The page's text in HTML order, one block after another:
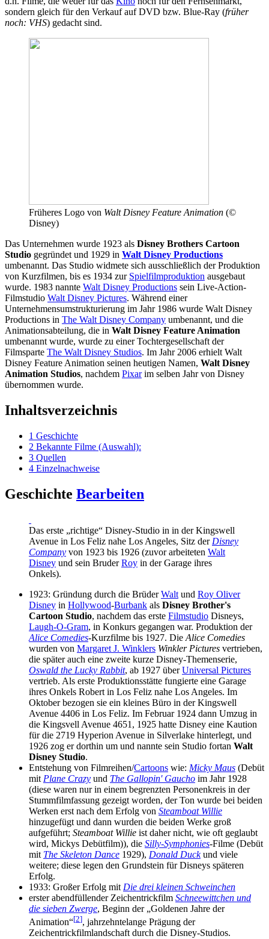
sondern gleich für den Verkauf auf DVD bzw. Blue-Ray (früher
noch: VHS) gedacht sind.
Früheres Logo von Walt Disney Feature Animation (©
Disney)
Das Unternehmen wurde 1923 als Disney Brothers Cartoon
Studio gegründet und 1929 in Walt Disney Productions
umbenannt. Das Studio widmete sich ausschließlich der Produktion
von Kurzfilmen, bis es 1934 zur Spielfilmproduktion ausgebaut
wurde. 1983 nannte Walt Disney Productions sein Live-Action-
Filmstudio Walt Disney Pictures. Während einer
Unternehmensumstrukturierung im Jahr 1986 wurde Walt Disney
Productions in The Walt Disney Company umbenannt, und die
Animationsabteilung, die in Walt Disney Feature Animation
umbenannt wurde, wurde zu einer Tochtergesellschaft der
Filmsparte The Walt Disney Studios. Im Jahr 2006 erhielt Walt
Disney Feature Animation seinen heutigen Namen, Walt Disney
Animation Studios, nachdem Pixarim selben Jahr von Disney
übernommen wurde.
Inhaltsverzeichnis
1 Geschichte
2 Bekannte Filme (Auswahl):
3 Quellen
4 Einzelnachweise
Geschichte Bearbeiten
Das erste „richtige“ Disney-Studio in in der Kingswell
Avenue in Los Feliz nahe Los Angeles, Sitz der Disney
Company von 1923 bis 1926 (zuvor arbeiteten Walt
Disney und sein BruderRoy in der Garage ihres
Onkels).
1923: Gründung durch die BrüderWalt und Roy Oliver
Disney in Hollywood-Burbank als Disney Brother's
Cartoon Studio, nachdem das erste Filmstudio Disneys,
Laugh-O-Gram, in Konkurs gegangen war. Produktion der
Alice Comedies-Kurzfilme bis 1927. Die Alice Comedies
wurden von Margaret J. Winklers Winkler Pictures vertrieben,
die später auch eine zweite kurze Disney-Themenserie,
Oswald the Lucky Rabbit, ab 1927 überUniversal Pictures
vertrieb. Als erste Produktionsstätte fungierte eine Garage
ihres Onkels Robert in Los Feliz nahe Los Angeles. Im
Oktober bezogen sie ein kleines Büro in der Kingswell
Avenue 4406 in Los Feliz. Im Februar 1924 dann Umzug in
die Kingsvell Avenue 4651, 1925 hatte Disney eine Kaution
für die 2719 Hyperion Avenue in Silverlake hinterlegt, und
1926 zog er dorthin um und nannte sein Studio fortan Walt
Disney Studio.
Entstehung von Filmreihen/Cartoons wie: Micky Maus (Debüt
mit Plane Crazy und The Gallopin' Gaucho im Jahr 1928
(diese waren nur in einem begrenzten Personenkreis in der
Stummfilmfassung gezeigt worden, der Ton wurde bei beiden
Werken erst nach dem Erfolg von Steamboat Willie
hinzugefügt und dann wurden die beiden Werke groß
aufgeführt; Steamboat Willie ist daher nicht, wie oft geglaubt
wird, Mickys Debütfilm)), die Silly-Symphonies-Filme (Debüt
mit The Skeleton Dance 1929), Donald Duckund viele
weitere; diese legen den Grundstein für Disneys späteren
Erfolg.
1933: Großer Erfolg mit Die drei kleinen Schweinchen
erster abendfüllender Zeichentrickfilm Schneewittchen und
die sieben Zwerge, Beginn der „Goldenen Jahre der
Animation“[2], jahrzehntelange Prägung der
Zeichentrickfilmlandschaft durch die Disney-Studios.